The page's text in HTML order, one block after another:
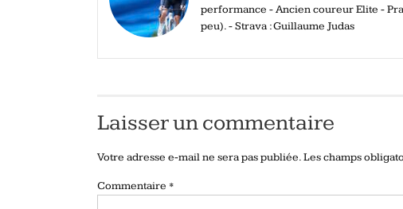
performance - Ancien coureur Elite -
peu). - Strava : Guillaume Judas
Laisser un commentaire
Votre adresse e-mail ne sera pas publiée.Les champs
Commentaire *